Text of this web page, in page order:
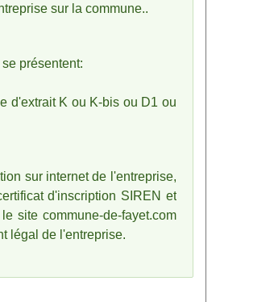
sur la commune..
présentent:
d'extrait K ou K-bis ou D1 ou
sur internet de l'entreprise,
d'inscription SIREN et
site commune-de-fayet.com
légal de l'entreprise.